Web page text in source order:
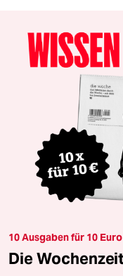
10 Ausgaben für 10 Euro
Die